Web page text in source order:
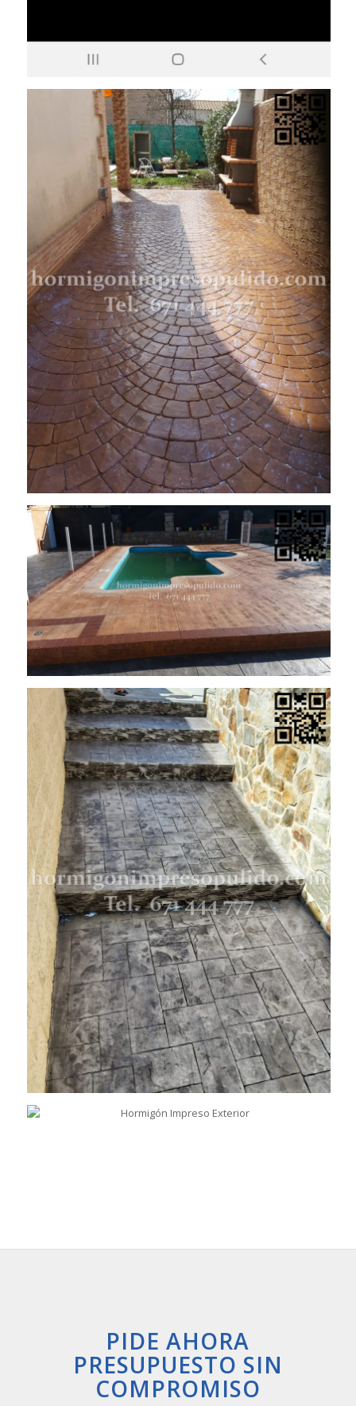
PIDE AHORA
PRESUPUESTO SIN
COMPROMISO